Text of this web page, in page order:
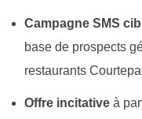
Campagne SMS
base de prospects
restaurants
Offre incitative à